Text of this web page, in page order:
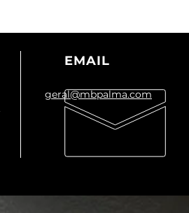
EMAIL
geral@mbpalma.com